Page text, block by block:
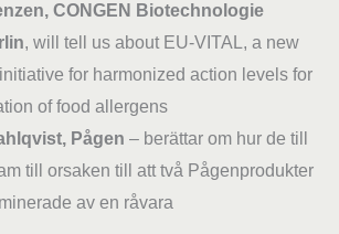
, CONGEN Biotechnologie
, will tell us about EU-VITAL,a new
nitiative for harmonized action levels for
of foodallergens
Pågen – berättar om hur de till
till orsaken till att två Pågenprodukter
av en råvara